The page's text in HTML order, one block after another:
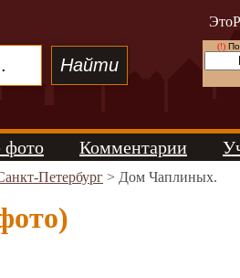
(!)
фото Комментарии
Петербург > Дом Чаплиных.